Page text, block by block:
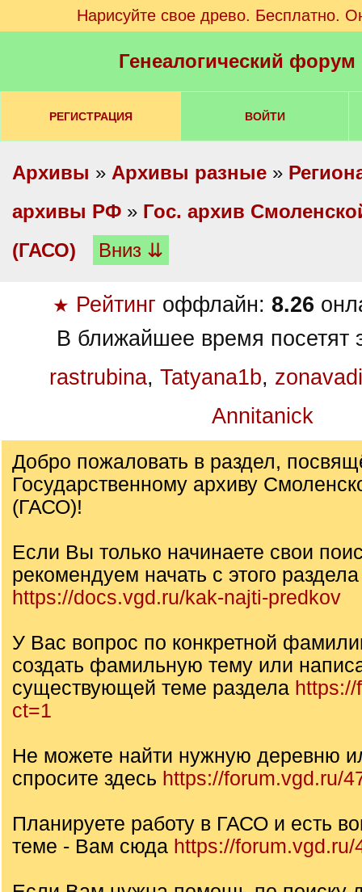
Нарисуйте свое древо. Бесплатно.
Генеалогический
РЕГИСТРАЦИЯ ВОЙТИ
Архивы » Архивы разные »
архивы РФ » Гос. архив
(ГАСО)
Вниз ⇊
★ Рейтинг оффлайн: 8.26
В ближайшее время посетят
rastrubina, Tatyana1b,
Annitanick
Добро пожаловать в раздел,
Государственному архиву
(ГАСО)!
Если Вы только начинаете свои
рекомендуем начать с этого раздела
https://docs.vgd.ru/kak-najti-predkov
У Вас вопрос по конкретной
создать фамильную тему или
существующей теме раздела
ct=1
Не можете найти нужную деревню
спросите здесь https://forum.vgd.ru/
Планируете работу в ГАСО и есть
теме - Вам сюда https://forum.vgd.ru/